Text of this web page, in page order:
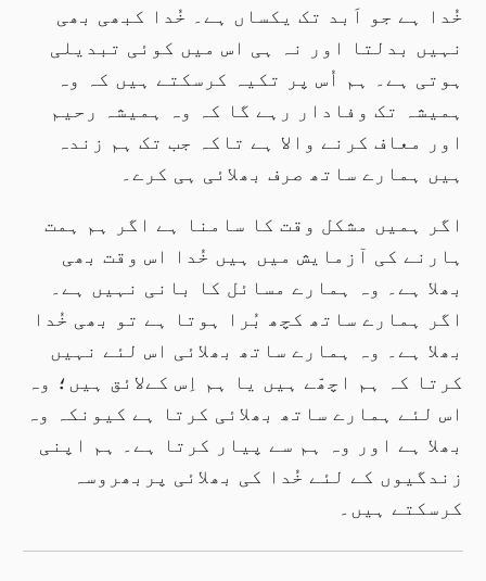
خُدا ہے جو اَبد تک یکساں ہے۔ خُدا کبھی بھی
نہیں بدلتا اور نہ ہی اس میں کوئی تبدیلی
ہوتی ہے۔ ہم اُس پر تکیہ کرسکتے ہیں کہ وہ
ہمیشہ تک وفادار رہے گا کہ وہ ہمیشہ رحیم
اور معاف کرنے والا ہے تاکہ جب تک ہم زندہ
ہیں ہمارے ساتھ صرف بھلائی ہی کرے۔
اگر ہمیں مشکل وقت کا سامنا ہے اگر ہم ہمت
ہارنے کی آزمایش میں ہیں خُدا اس وقت بھی
بھلا ہے۔ وہ ہمارے مسائل کا بانی نہیں ہے۔
اگر ہمارے ساتھ کچھ بُرا ہوتا ہے تو بھی خُدا
بھلا ہے۔ وہ ہمارے ساتھ بھلائی اس لئے نہیں
کرتا کہ ہم اچھّے ہیں یا ہم اِس کےلائق ہیں؛ وہ
اس لئے ہمارے ساتھ بھلائی کرتا ہے کیونکہ وہ
بھلا ہے اور وہ ہم سے پیار کرتا ہے۔ ہم اپنی
زندگیوں کے لئے خُدا کی بھلائی پربھروسہ
کرسکتے ہیں۔